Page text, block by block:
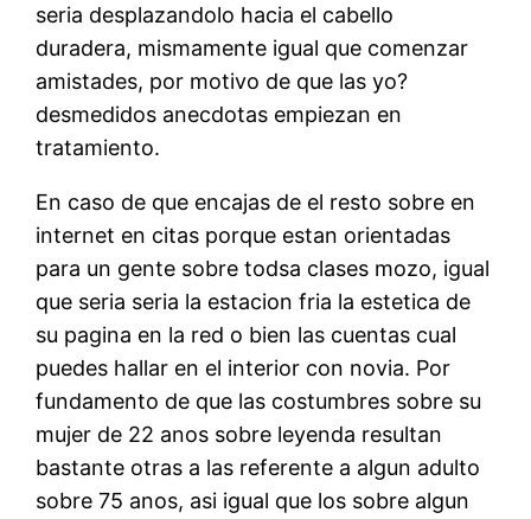
seria desplazandolo hacia el cabello
duradera, mismamente igual que comenzar
amistades, por motivo de que las yo?
desmedidos anecdotas empiezan en
tratamiento.
En caso de que encajas de el resto sobre en
internet en citas porque estan orientadas
para un gente sobre todsa clases mozo, igual
que seria seri­a la estacion fria la estetica de
su pagina en la red o bien las cuentas cual
puedes hallar en el interior con novia. Por
fundamento de que las costumbres sobre su
mujer de 22 anos sobre leyenda resultan
bastante otras a las referente a algun adulto
sobre 75 anos, asi igual que los sobre algun